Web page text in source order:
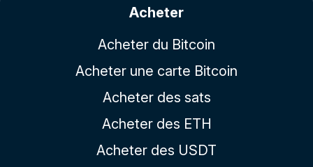
Acheter
Acheter du Bitcoin
Acheter une carte Bitcoin
Acheter des sats
Acheter des ETH
Acheter des USDT